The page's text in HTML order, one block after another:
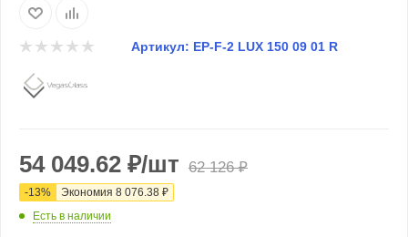
Артикул: EP-F-2 LUX 150 09 01 R
54 049.62 ₽/шт 62 126₽
-13% Экономия 8 076.38 ₽
Есть в наличии